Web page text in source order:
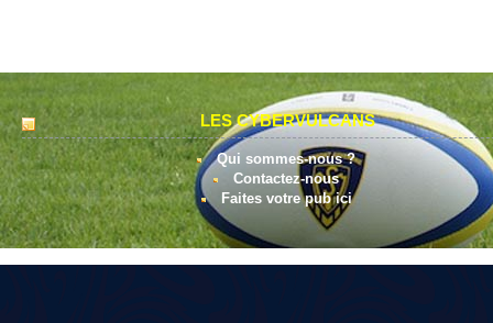
LES CYBERVULCANS
Qui sommes-nous ?
Contactez-nous
Faites votre pub ici